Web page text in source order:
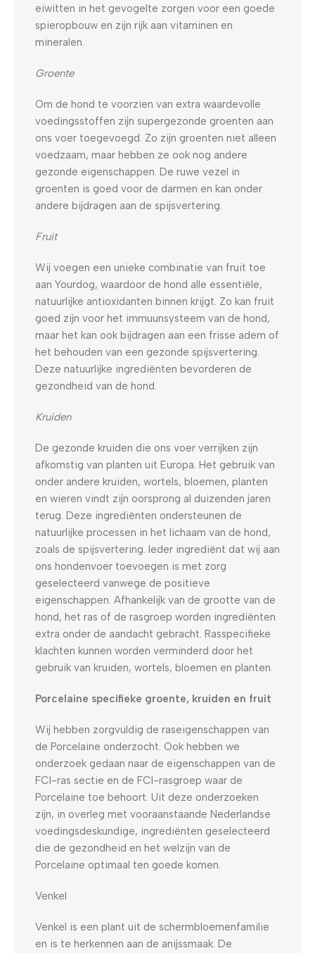
eiwitten in het gevogelte zorgen voor een goede
spieropbouw en zijn rijk aan vitaminen en
mineralen.
Groente
Om de hond te voorzien van extra waardevolle
voedingsstoffen zijn supergezonde groenten aan
ons voer toegevoegd. Zo zijn groenten niet alleen
voedzaam, maar hebben ze ook nog andere
gezonde eigenschappen. De ruwe vezel in
groenten is goed voor de darmen en kan onder
andere bijdragen aan de spijsvertering.
Fruit
Wij voegen een unieke combinatie van fruit toe
aan Yourdog, waardoor de hond alle essentiële,
natuurlijke antioxidanten binnen krijgt. Zo kan fruit
goed zijn voor het immuunsysteem van de hond,
maar het kan ook bijdragen aan een frisse adem of
het behouden van een gezonde spijsvertering.
Deze natuurlijke ingrediënten bevorderen de
gezondheid van de hond.
Kruiden
De gezonde kruiden die ons voer verrijken zijn
afkomstig van planten uit Europa. Het gebruik van
onder andere kruiden, wortels, bloemen, planten
en wieren vindt zijn oorsprong al duizenden jaren
terug. Deze ingrediënten ondersteunen de
natuurlijke processen in het lichaam van de hond,
zoals de spijsvertering. Ieder ingrediënt dat wij aan
ons hondenvoer toevoegen is met zorg
geselecteerd vanwege de positieve
eigenschappen. Afhankelijk van de grootte van de
hond, het ras of de rasgroep worden ingrediënten
extra onder de aandacht gebracht. Rasspecifieke
klachten kunnen worden verminderd door het
gebruik van kruiden, wortels, bloemen en planten.
Porcelaine specifieke groente, kruiden en fruit
Wij hebben zorgvuldig de raseigenschappen van
de Porcelaine onderzocht. Ook hebben we
onderzoek gedaan naar de eigenschappen van de
FCI-ras sectie en de FCI-rasgroep waar de
Porcelaine toe behoort. Uit deze onderzoeken
zijn, in overleg met vooraanstaande Nederlandse
voedingsdeskundige, ingrediënten geselecteerd
die de gezondheid en het welzijn van de
Porcelaine optimaal ten goede komen.
Venkel
Venkel is een plant uit de schermbloemenfamilie
en is te herkennen aan de anijssmaak. De